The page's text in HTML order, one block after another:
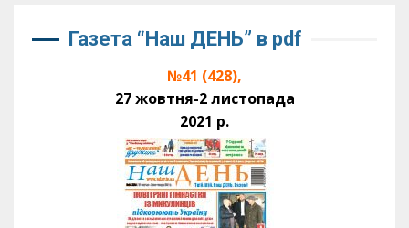
Газета “Наш ДЕНЬ” в pdf
№41 (428),
27 жовтня-2 листопада
2021 р.